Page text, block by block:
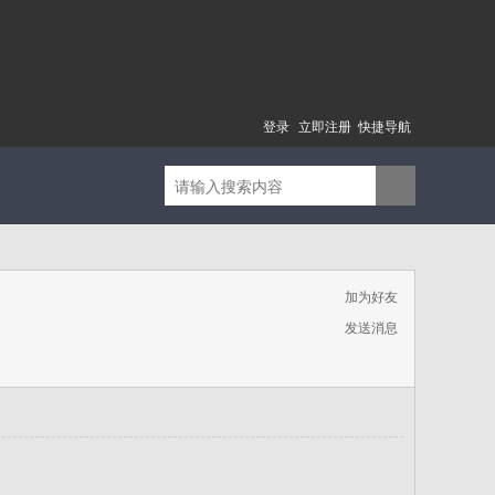
快捷导航
登录 立即注册
加为好友
发送消息